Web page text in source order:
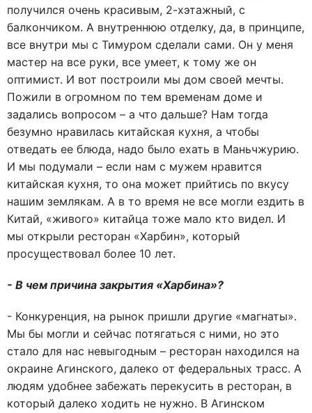
получился очень красивым, 2-хэтажный, с
балкончиком. А внутреннюю отделку, да, в принципе,
все внутри мы с Тимуром сделали сами. Он у меня
мастер на все руки, все умеет, к тому же он
оптимист. И вот построили мы дом своей мечты.
Пожили в огромном по тем временам доме и
задались вопросом – а что дальше? Нам тогда
безумно нравилась китайская кухня, а чтобы
отведать ее блюда, надо было ехать в Маньчжурию.
И мы подумали – если нам с мужем нравится
китайская кухня, то она может прийтись по вкусу
нашим землякам. А в то время не все могли ездить в
Китай, «живого» китайца тоже мало кто видел. И
мы открыли ресторан «Харбин», который
просуществовал более 10 лет.
- В чем причина закрытия «Харбина»?
- Конкуренция, на рынок пришли другие «магнаты».
Мы бы могли и сейчас потягаться с ними, но это
стало для нас невыгодным – ресторан находился на
окраине Агинского, далеко от федеральных трасс. А
людям удобнее забежать перекусить в ресторан, в
который далеко ходить не нужно. В Агинском